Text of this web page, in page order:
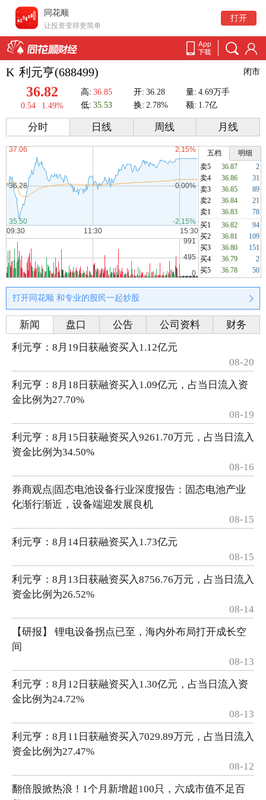
同花顺
让投资变得更简单
打开
K 利元亨(688499) 闭市
36.82
0.54 1.49%
高: 36.85 开: 36.28 量: 4.69万手
低: 35.53 换: 2.78% 额: 1.7亿
分时 日线 周线 月线
五档
明细
卖5
36.87
2
卖4
36.86
31
卖3
36.85
89
卖2
36.84
21
卖1
36.83
78
买1
36.82
94
买2
36.81
109
买3
36.80
151
买4
36.79
2
买5
36.78 50
打开同花顺 和专业的股民一起炒股
新闻 盘口 公告 公司资料
财务
利元亨：8月19日获融资买入1.12亿元
08-20
利元亨：8月18日获融资买入1.09亿元，占当日流入资
金比例为27.70%
08-19
利元亨：8月15日获融资买入9261.70万元，占当日流入
资金比例为34.50%
08-16
券商观点|固态电池设备行业深度报告：固态电池产业
化渐行渐近，设备端迎发展良机
08-15
利元亨：8月14日获融资买入1.73亿元
08-15
利元亨：8月13日获融资买入8756.76万元，占当日流入
资金比例为26.52%
08-14
【研报】 锂电设备拐点已至，海内外布局打开成长空
间
08-13
利元亨：8月12日获融资买入1.30亿元，占当日流入资
金比例为24.72%
08-13
利元亨：8月11日获融资买入7029.89万元，占当日流入
资金比例为27.47%
08-12
翻倍股掀热浪！1个月新增超100只，六成市值不足百